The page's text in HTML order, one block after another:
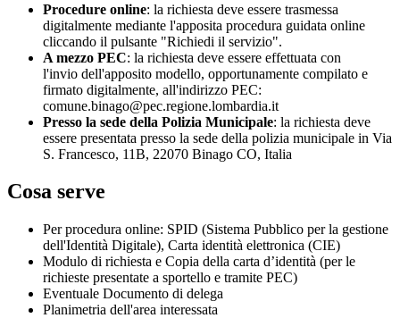
Procedure online: la richiesta deve essere trasmessa
digitalmente mediante l'apposita procedura guidata online
cliccando il pulsante "Richiedi il servizio".
A mezzo PEC: la richiesta deve essere effettuata con
l'invio dell'apposito modello, opportunamente compilato e
firmato digitalmente, all'indirizzo PEC:
comune.binago@pec.regione.lombardia.it
Presso la sede della Polizia Municipale: la richiesta deve
essere presentata presso la sede della polizia municipale in Via
S. Francesco, 11B, 22070 Binago CO, Italia
Cosa serve
Per procedura online: SPID (Sistema Pubblico per la gestione
dell'Identità Digitale), Carta identità elettronica (CIE)
Modulo di richiesta e Copia della carta d’identità (per le
richieste presentate a sportello e tramite PEC)
Eventuale Documento di delega
Planimetria dell'area interessata